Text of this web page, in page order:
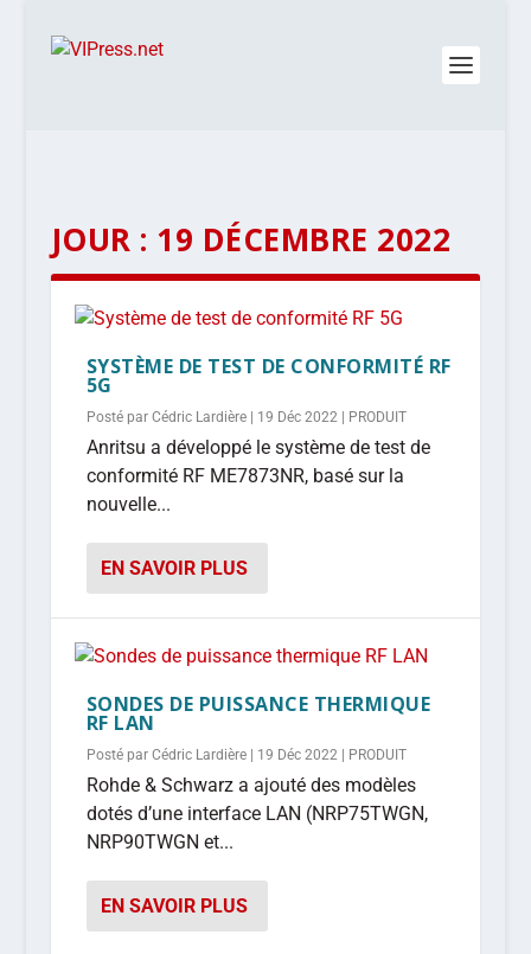
JOUR : 19 DÉCEMBRE 2022
SYSTÈME DE TEST DE CONFORMITÉ RF
5G
Posté par Cédric Lardière| 19 Déc 2022| PRODUIT
Anritsu a développé le système de test de
conformité RF ME7873NR, basé sur la
nouvelle...
EN SAVOIR PLUS
SONDES DE PUISSANCE THERMIQUE
RF LAN
Posté par Cédric Lardière| 19 Déc 2022| PRODUIT
Rohde & Schwarz a ajouté des modèles
dotés d’une interface LAN (NRP75TWGN,
NRP90TWGN et...
EN SAVOIR PLUS